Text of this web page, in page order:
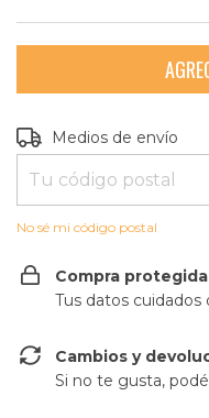
Entregas para el CP:
Medios de envío
No sé mi código postal
Compra protegida
Tus datos cuidados
Cambios y
Si no te gusta,